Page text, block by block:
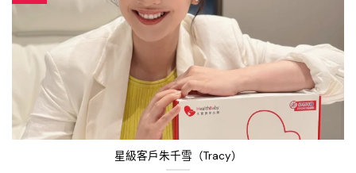
星級客戶朱千雪（Tracy）